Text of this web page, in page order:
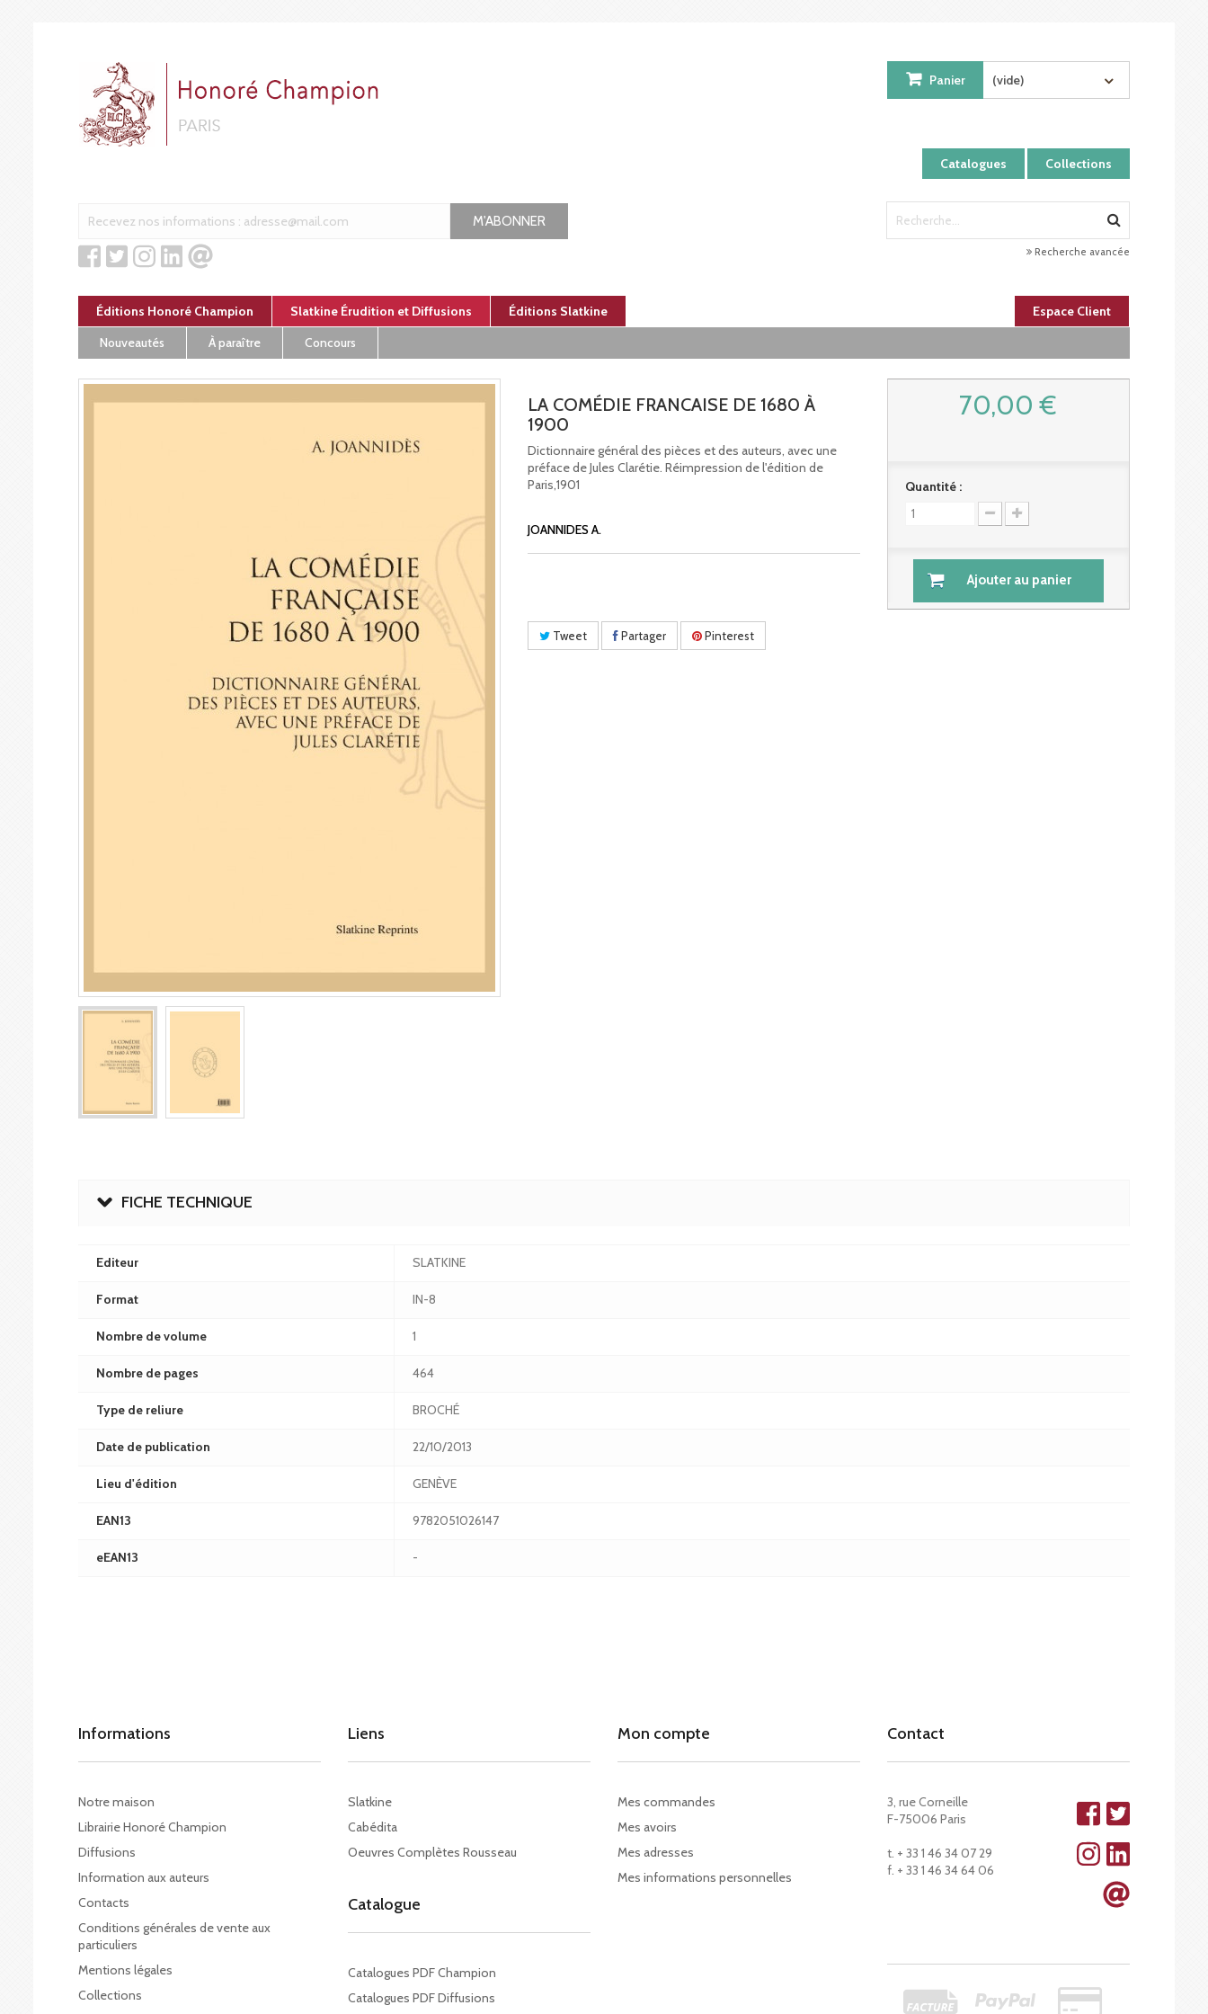
Catalogues Collections
Panier (vide)
M'ABONNER
Recherche avancée
Éditions Honoré Champion Slatkine Érudition et Diffusions Éditions Slatkine
Espace Client
Nouveautés
À paraître Concours
LA COMÉDIE FRANCAISE DE 1680 À
1900
Dictionnaire général des pièces et des auteurs, avec une
préface de Jules Clarétie. Réimpression de l'édition de
Paris,1901
JOANNIDES A.
Tweet Partager Pinterest
70,00 €
Quantité :
Ajouter au panier
FICHE TECHNIQUE
Editeur SLATKINE
Format IN-8
Nombre de volume 1
Nombre de pages 464
Type de reliure BROCHÉ
Date de publication 22/10/2013
Lieu d'édition GENÈVE
EAN13 9782051026147
eEAN13 -
Informations
Notre maison
Librairie Honoré Champion
Diffusions
Information aux auteurs
Contacts
Conditions générales de vente aux
particuliers
Mentions légales
Collections
Liens
Slatkine
Cabédita
Oeuvres Complètes Rousseau
Catalogue
Catalogues PDF Champion
Catalogues PDF Diffusions
Mon compte
Mes commandes
Mes avoirs
Mes adresses
Mes informations personnelles
Contact
3, rue Corneille
F-75006 Paris
t. + 33 1 46 34 07 29
f. + 33 1 46 34 64 06